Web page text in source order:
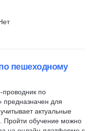
пешеходному
проводник по
предназначен для
актуальные
Пройти обучение можно